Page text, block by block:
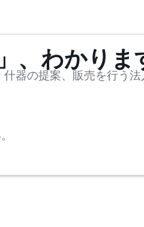
、わかりま
器の提案、販売を行う